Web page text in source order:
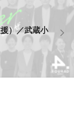
）／武蔵小